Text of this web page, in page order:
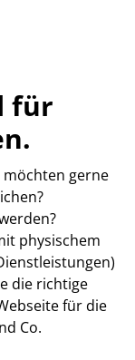
für
gerne
physischem
die richtige
für die
Co.